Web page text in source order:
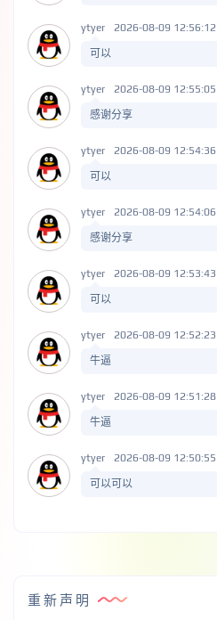
ytyer 2026-08-09 12:56:12
可以
ytyer 2026-08-09 12:55:05
感谢分享
ytyer 2026-08-09 12:54:36
可以
ytyer 2026-08-09 12:54:06
感谢分享
ytyer 2026-08-09 12:53:43
可以
ytyer 2026-08-09 12:52:23
牛逼
ytyer 2026-08-09 12:51:28
牛逼
ytyer 2026-08-09 12:50:55
可以可以
重新声明